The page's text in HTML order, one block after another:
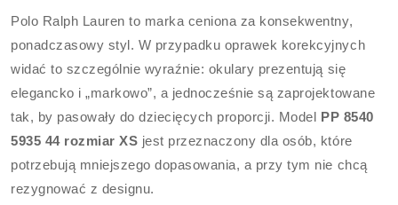
Polo Ralph Lauren to marka ceniona za konsekwentny,
ponadczasowy styl. W przypadku oprawek korekcyjnych
widać to szczególnie wyraźnie: okulary prezentują się
elegancko i „markowo”, a jednocześnie są zaprojektowane
tak, by pasowały do dziecięcych proporcji. Model PP 8540
5935 44 rozmiar XS jest przeznaczony dla osób, które
potrzebują mniejszego dopasowania, a przy tym nie chcą
rezygnować z designu.